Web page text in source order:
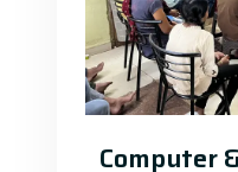
Computer